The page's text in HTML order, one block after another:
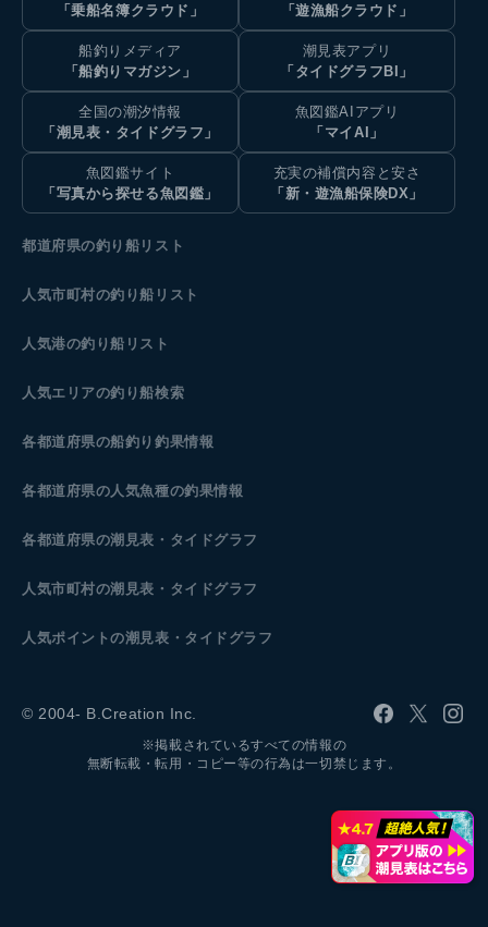
「乗船名簿クラウド」
「遊漁船クラウド」
船釣りメディア
「船釣りマガジン」
潮見表アプリ
「タイドグラフBI」
全国の潮汐情報
「潮見表・タイドグラフ」
魚図鑑AIアプリ
「マイAI」
魚図鑑サイト
「写真から探せる魚図鑑」
充実の補償内容と安さ
「新・遊漁船保険DX」
都道府県の釣り船リスト
人気市町村の釣り船リスト
人気港の釣り船リスト
人気エリアの釣り船検索
各都道府県の船釣り釣果情報
各都道府県の人気魚種の釣果情報
各都道府県の潮見表 ・タイドグラフ
人気市町村の潮見表・タイドグラフ
人気ポイントの潮見表・タイドグラフ
© 2004- B.Creation Inc.
※掲載されているすべての情報の
無断転載・転用・コピー等の行為は一切禁じます。